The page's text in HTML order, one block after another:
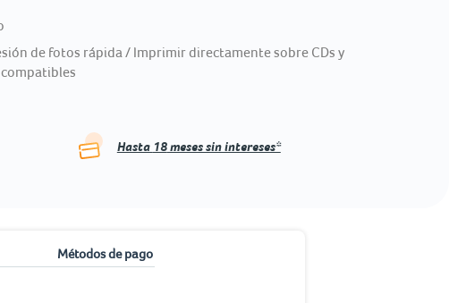
de fotos rápida / Imprimir directamente sobre CDs y
compatibles
Hasta 18meses sin intereses*
Métodos de pago